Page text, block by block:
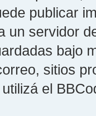
publicar
un servidor
bajo
sitios
el